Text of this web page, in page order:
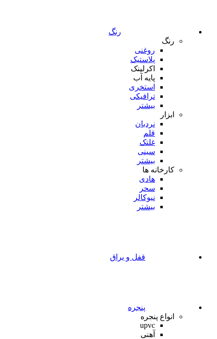
رنگ
رنگ
روغنی
پلاستیک
اکرلینک
پایه آب
استخری
ترافیکی
بیشتر
ابزار
نردبان
قلم
غلتک
سینی
بیشتر
کارخانه ها
هادی
سحر
نیوکالر
بیشتر
قفل و یراق
پنجره
انواع پنجره
upvc
آهنی